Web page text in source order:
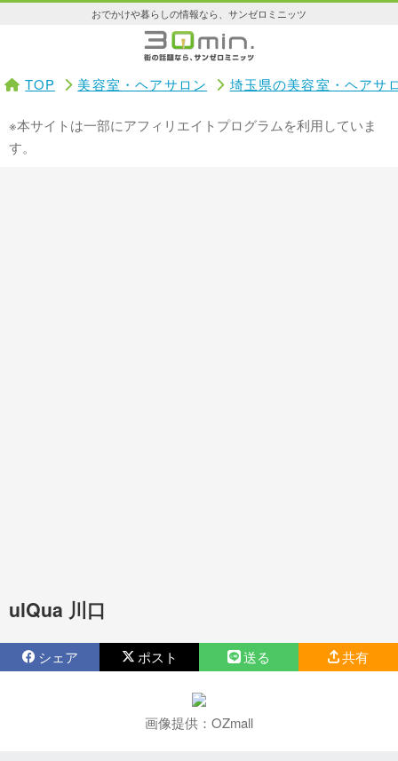
おでかけや暮らしの情報なら、サンゼロミニッツ
TOP 美容室・ヘアサロン 埼玉県の美容室・ヘアサ
※本サイトは一部にアフィリエイトプログラムを利用していま
す。
ulQua 川口
シェア ポスト 送る 共有
画像提供：OZmall